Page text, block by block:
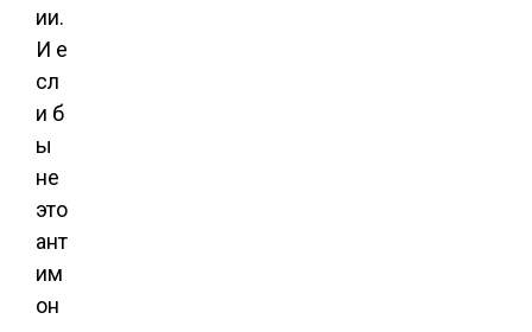
ии.
И е
сл
и б
ы
не
это
ант
им
он